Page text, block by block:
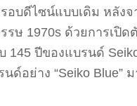
อบดีไซน์แบบเดิม หลัง
ษ 1970s ด้วยการเปิ
145 ปีของแบรนด์
อย่าง “Seiko Blue”